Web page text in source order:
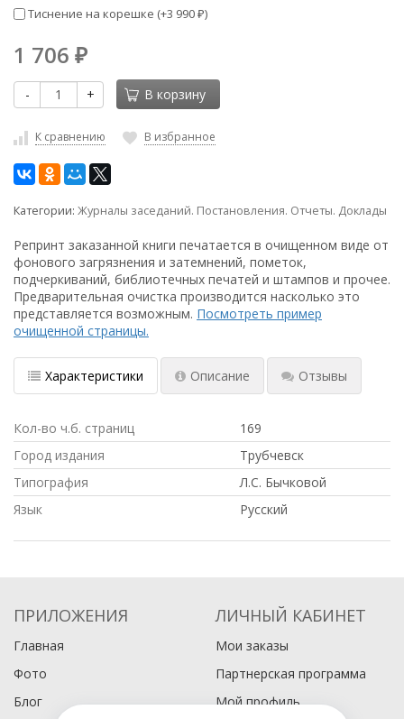
Тиснение на корешке (+3 990 ₽)
1 706 ₽
- + В корзину
К сравнению В избранное
Категории: Журналы заседаний. Постановления. Отчеты. Доклады
Репринт заказанной книги печатается в очищенном виде от
фонового загрязнения и затемнений, пометок,
подчеркиваний, библиотечных печатей и штампов и прочее.
Предварительная очистка производится насколько это
представляется возможным. Посмотреть пример
очищенной страницы.
Характеристики Описание Отзывы
Кол-во ч.б. страниц
169
Город издания
Трубчевск
Типография
Л.С. Бычковой
Язык
Русский
ПРИЛОЖЕНИЯ
Главная
Фото
Блог
ЛИЧНЫЙ КАБИНЕТ
Мои заказы
Партнерская программа
Мой профиль